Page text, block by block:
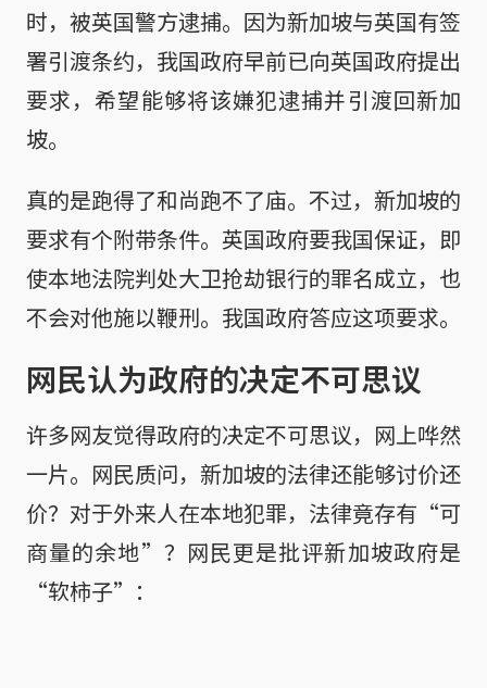
时，被英国警方逮捕。因为新加坡与英国有签
署引渡条约，我国政府早前已向英国政府提出
要求，希望能够将该嫌犯逮捕并引渡回新加
坡。
真的是跑得了和尚跑不了庙。不过，新加坡的
要求有个附带条件。英国政府要我国保证，即
使本地法院判处大卫抢劫银行的罪名成立，也
不会对他施以鞭刑。我国政府答应这项要求。
网民认为政府的决定不可思议
许多网友觉得政府的决定不可思议，网上哗然
一片。网民质问，新加坡的法律还能够讨价还
价？对于外来人在本地犯罪，法律竟存有“可
商量的余地”？网民更是批评新加坡政府是
“软柿子”：